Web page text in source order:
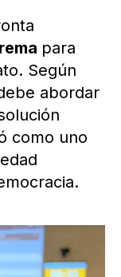
para
Según
abordar
como uno